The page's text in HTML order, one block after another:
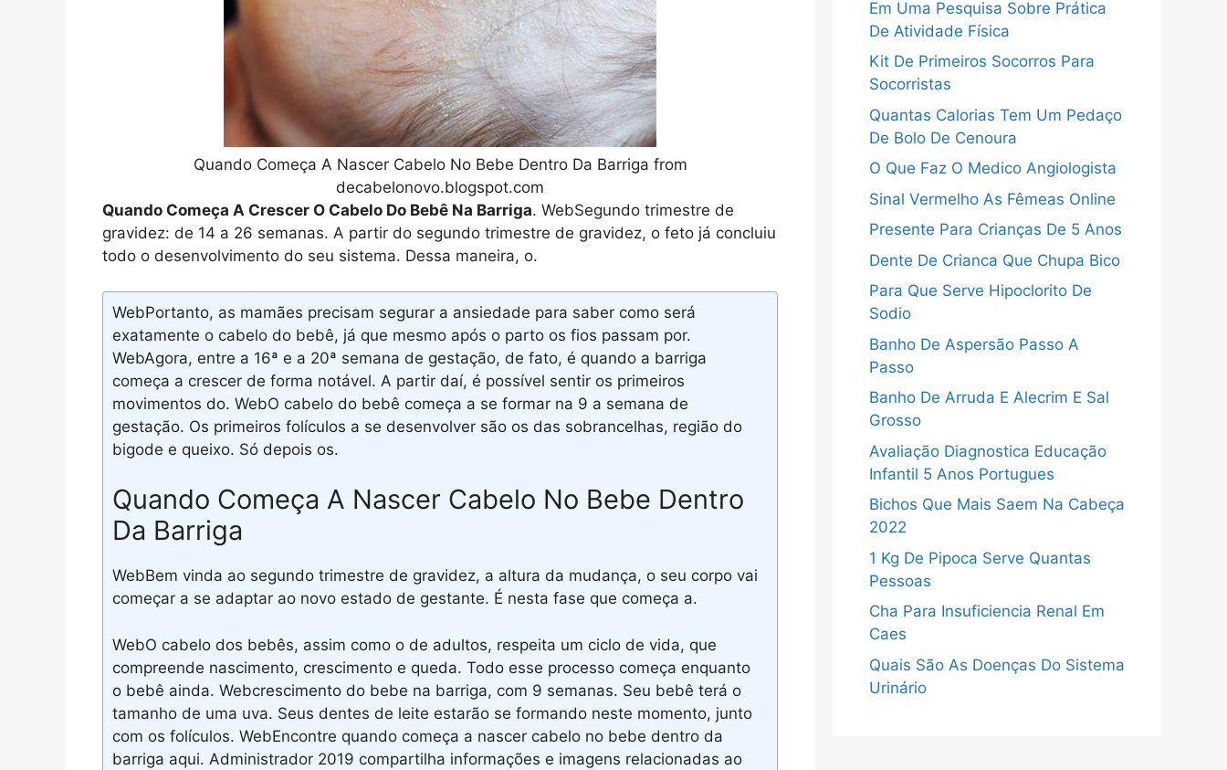
Quando Começa A Nascer Cabelo No Bebe Dentro Da Barriga from
decabelonovo.blogspot.com
Quando Começa A Crescer O Cabelo Do Bebê Na Barriga. WebSegundo trimestre de
gravidez: de 14 a 26 semanas. A partir do segundo trimestre de gravidez, o feto já concluiu
todo o desenvolvimento do seu sistema. Dessa maneira, o.
WebPortanto, as mamães precisam segurar a ansiedade para saber como será
exatamente o cabelo do bebê, já que mesmo após o parto os fios passam por.
WebAgora, entre a 16ª e a 20ª semana de gestação, de fato, é quando a barriga
começa a crescer de forma notável. A partir daí, é possível sentir os primeiros
movimentos do. WebO cabelo do bebê começa a se formar na 9 a semana de
gestação. Os primeiros folículos a se desenvolver são os das sobrancelhas, região do
bigode e queixo. Só depois os.
Quando Começa A Nascer Cabelo No Bebe Dentro
Da Barriga
WebBem vinda ao segundo trimestre de gravidez, a altura da mudança, o seu corpo vai
começar a se adaptar ao novo estado de gestante. É nesta fase que começa a.
WebO cabelo dos bebês, assim como o de adultos, respeita um ciclo de vida, que
compreende nascimento, crescimento e queda. Todo esse processo começa enquanto
o bebê ainda. Webcrescimento do bebe na barriga, com 9 semanas. Seu bebê terá o
tamanho de uma uva. Seus dentes de leite estarão se formando neste momento, junto
com os folículos. WebEncontre quando começa a nascer cabelo no bebe dentro da
barriga aqui. Administrador 2019 compartilha informações e imagens relacionadas ao
Em Uma Pesquisa Sobre Prática
De Atividade Física
Kit De Primeiros Socorros Para
Socorristas
Quantas Calorias Tem Um Pedaço
De Bolo De Cenoura
O Que Faz O Medico Angiologista
Sinal Vermelho As Fêmeas Online
Presente Para Crianças De 5 Anos
Dente De Crianca Que Chupa Bico
Para Que Serve Hipoclorito De
Sodio
Banho De Aspersão Passo A
Passo
Banho De Arruda E Alecrim E Sal
Grosso
Avaliação Diagnostica Educação
Infantil 5 Anos Portugues
Bichos Que Mais Saem Na Cabeça
2022
1 Kg De Pipoca Serve Quantas
Pessoas
Cha Para Insuficiencia Renal Em
Caes
Quais São As Doenças Do Sistema
Urinário